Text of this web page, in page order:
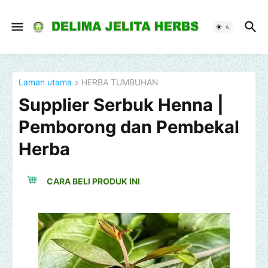
Laman utama HERBA TUMBUHAN
Supplier Serbuk Henna |
Pemborong dan Pembekal
Herba
CARA BELI PRODUK INI